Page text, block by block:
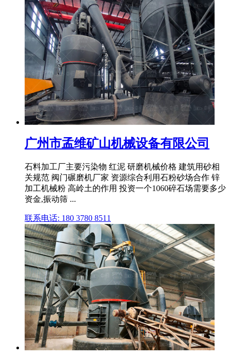
广州市孟维矿山机械设备有限公司
石料加工厂主要污染物 红泥 研磨机械价格 建筑用砂相
关规范 阀门碾磨机厂家 资源综合利用石粉砂场合作 锌
加工机械粉 高岭土的作用 投资一个1060碎石场需要多少
资金,振动筛 ...
联系电话: 180 3780 8511